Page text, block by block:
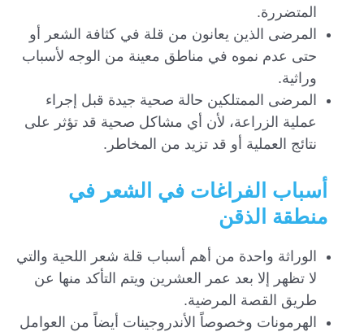
المتضررة.
المرضى الذين يعانون من قلة في كثافة الشعر أو
حتى عدم نموه في مناطق معينة من الوجه لأسباب
وراثية.
المرضى الممتلكين حالة صحية جيدة قبل إجراء
عملية الزراعة، لأن أي مشاكل صحية قد تؤثر على
نتائج العملية أو قد تزيد من المخاطر.
أسباب الفراغات في الشعر في
منطقة الذقن
الوراثة واحدة من أهم أسباب قلة شعر اللحية والتي
لا تظهر إلا بعد عمر العشرين ويتم التأكد منها عن
طريق القصة المرضية.
الهرمونات وخصوصاً الأندروجينات أيضاً من العوامل